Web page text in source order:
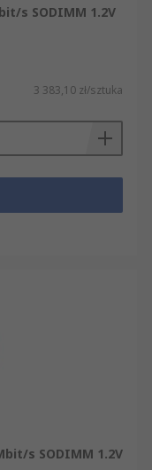
s SODIMM 1.2V
3 383,10 zł/sztuka
s SODIMM 1.2V